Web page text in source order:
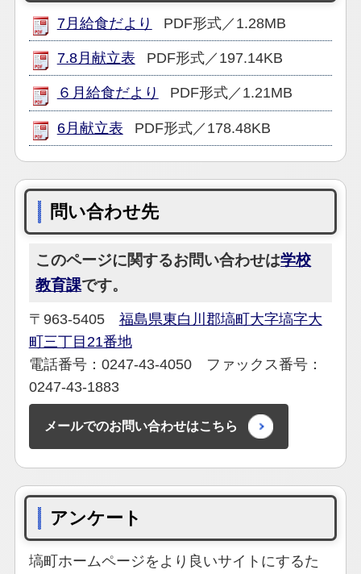
7月給食だより PDF形式／1.28MB
7.8月献立表 PDF形式／197.14KB
６月給食だより PDF形式／1.21MB
6月献立表 PDF形式／178.48KB
問い合わせ先
このページに関するお問い合わせは学校
教育課です。
〒963-5405 福島県東白川郡塙町大字塙字大
町三丁目21番地
電話番号：0247-43-4050 ファックス番号：
0247-43-1883
メールでのお問い合わせはこちら
アンケート
塙町ホームページをより良いサイトにするた